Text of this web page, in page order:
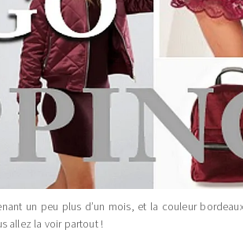
un peu plus d’un mois, et la couleur
allez la voir partout !